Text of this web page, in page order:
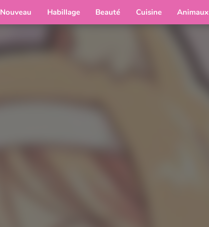
Nouveau Habillage Beauté Cuisine Animaux